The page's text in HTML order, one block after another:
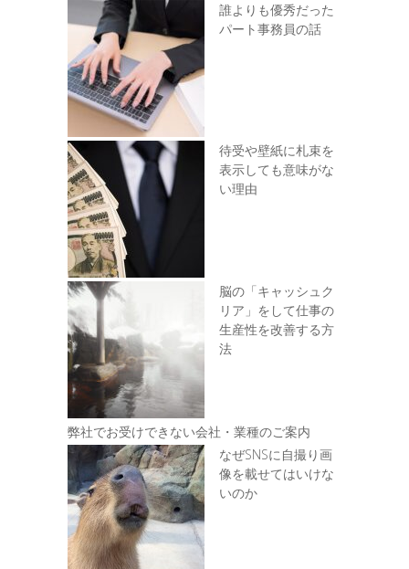
誰よりも優秀だった
パート事務員の話
待受や壁紙に札束を
表示しても意味がな
い理由
脳の「キャッシュク
リア」をして仕事の
生産性を改善する方
法
弊社でお受けできない会社・業種のご案内
なぜSNSに自撮り画
像を載せてはいけな
いのか